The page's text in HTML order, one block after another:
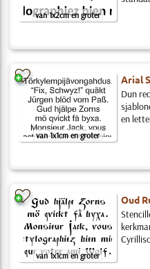
van 1x2cm en groter
van 1x1cm en groter
Arial
Dun
en
van 1x1cm en groter
Oud